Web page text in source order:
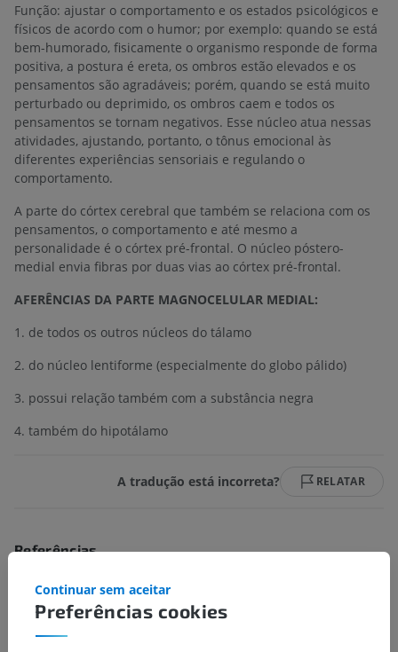
Função: ajustar o comportamento e os estados psicológicos e
físicos de acordo com o humor; por exemplo: quando se está
bem-humorado, fisicamente o organismo responde de forma
positiva, a postura é ereta, os ombros estão elevados e os
pensamentos são agradáveis; porém, quando se está muito
perturbado ou deprimido, os ombros caem e todos os
pensamentos se tornam negativos. Esse núcleo atua nessas
atividades, ajustando, portanto, o tônus emocional às
diferentes experiências sensoriais e regulando o
comportamento.
A parte do córtex cerebral que também se relaciona com os
pensamentos, o comportamento e até mesmo a
personalidade é o córtex pré-frontal. O núcleo póstero-
medial envia fibras por duas vias ao córtex pré-frontal.
AFERÊNCIAS DA PARTE MAGNOCELULAR MEDIAL:
1. de todos os outros núcleos do tálamo
2. do núcleo lentiforme (especialmente do globo pálido)
3. possui relação também com a substância negra
4. também do hipotálamo
A tradução está incorreta? RELATAR
Referências
Preferências cookies
Continuar sem aceitar